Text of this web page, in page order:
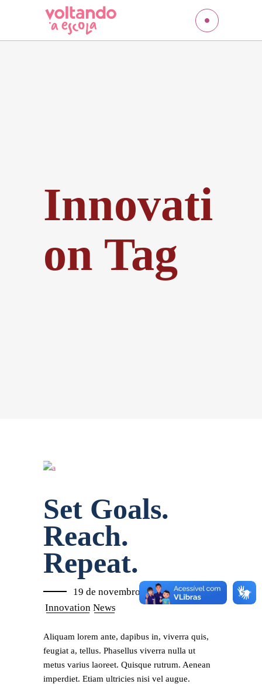
Innovati
on Tag
Set Goals.
Reach.
Repeat.
19 de novembro de 2019
Innovation News
Aliquam lorem ante, dapibus in, viverra quis,
feugiat a, tellus. Phasellus viverra nulla ut
metus varius laoreet. Quisque rutrum. Aenean
imperdiet. Etiam ultricies nisi vel augue.